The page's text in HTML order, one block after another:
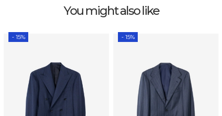
You might also like
- 15% - 15%